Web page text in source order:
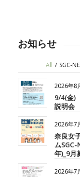
お知らせ
All / SGC-
2026年8
9/4(金)
説明会
2026年7
奈良女
ム
年)_9月
2026年7